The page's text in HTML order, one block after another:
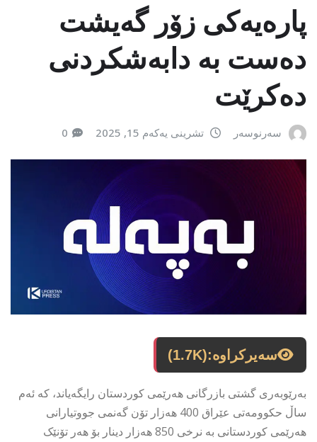
پارەیەکی زۆر گەیشت
دەست بە دابەشکردنی
دەکرێت
سەرنوسەر تشرینی یەکەم 15, 2025 0
سەیرکراوە:(1.7K)
بەرێوبەری گشتی بازرگانی هەرێمی کوردستان رایگەیاند، کە ئەم
ساڵ حکوومەتی عێراق 400 هەزار تۆن گەنمی جووتیارانی
هەرێمی کوردستانی بە نرخی 850 هەزار دینار بۆ هەر تۆنێک